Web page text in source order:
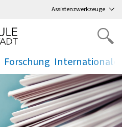
Assistenzwerkzeuge
Forschung
. .